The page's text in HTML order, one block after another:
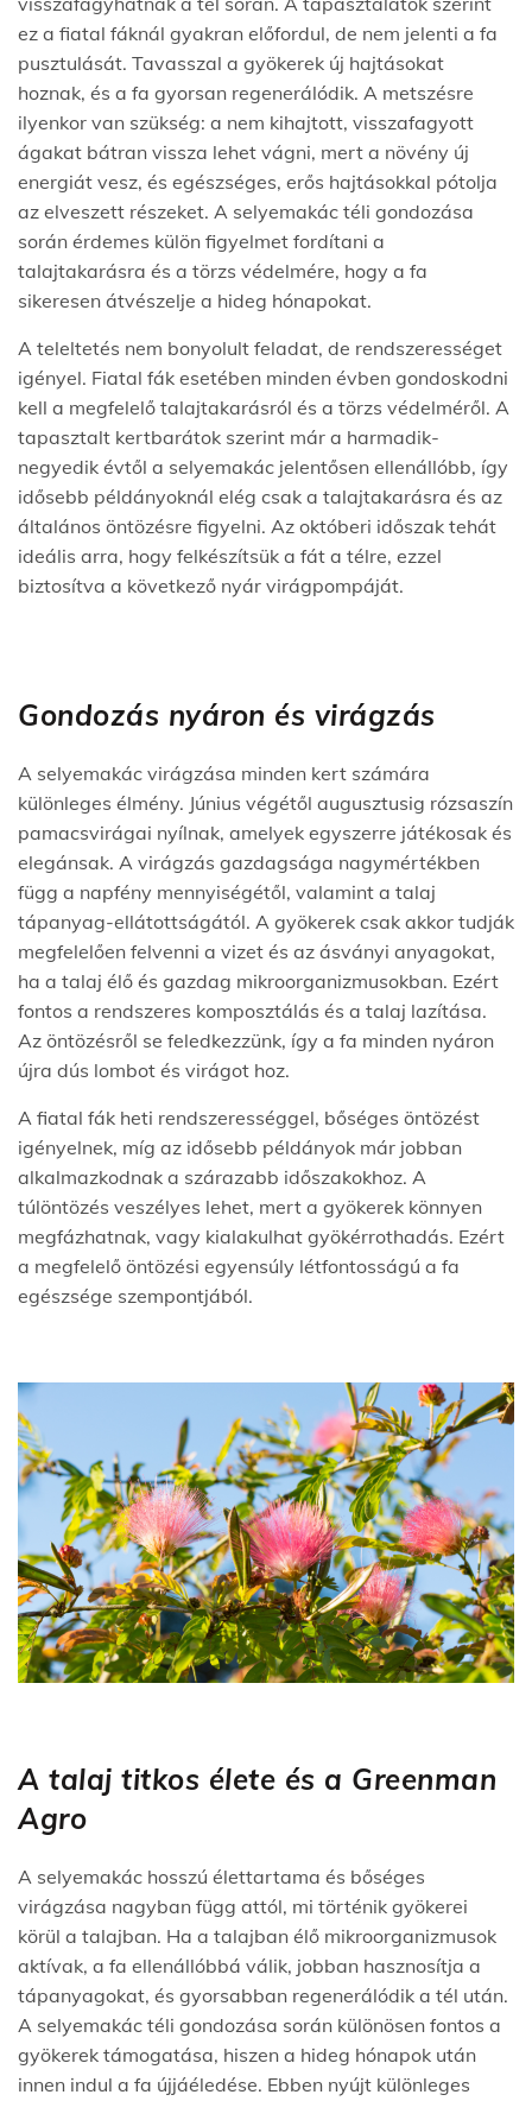
ez a fiatal fáknál gyakran előfordul, de nem jelenti a fa
pusztulását. Tavasszal a gyökerek új hajtásokat
hoznak, és a fa gyorsan regenerálódik. A metszésre
ilyenkor van szükség: a nem kihajtott, visszafagyott
ágakat bátran vissza lehet vágni, mert a növény új
energiát vesz, és egészséges, erős hajtásokkal pótolja
az elveszett részeket. A selyemakác téli gondozása
során érdemes külön figyelmet fordítani a
talajtakarásra és a törzs védelmére, hogy a fa
sikeresen átvészelje a hideg hónapokat.
A teleltetés nem bonyolult feladat, de rendszerességet
igényel. Fiatal fák esetében minden évben gondoskodni
kell a megfelelő talajtakarásról és a törzs védelméről. A
tapasztalt kertbarátok szerint már a harmadik-
negyedik évtől a selyemakác jelentősen ellenállóbb, így
idősebb példányoknál elég csak a talajtakarásra és az
általános öntözésre figyelni. Az októberi időszak tehát
ideális arra, hogy felkészítsük a fát a télre, ezzel
biztosítva a következő nyár virágpompáját.
Gondozás nyáron és virágzás
A selyemakác virágzása minden kert számára
különleges élmény. Június végétől augusztusig rózsaszín
pamacsvirágai nyílnak, amelyek egyszerre játékosak és
elegánsak. A virágzás gazdagsága nagymértékben
függ a napfény mennyiségétől, valamint a talaj
tápanyag-ellátottságától. A gyökerek csak akkor tudják
megfelelően felvenni a vizet és az ásványi anyagokat,
ha a talaj élő és gazdag mikroorganizmusokban. Ezért
fontos a rendszeres komposztálás és a talaj lazítása.
Az öntözésről se feledkezzünk, így a fa minden nyáron
újra dús lombot és virágot hoz.
A fiatal fák heti rendszerességgel, bőséges öntözést
igényelnek, míg az idősebb példányok már jobban
alkalmazkodnak a szárazabb időszakokhoz. A
túlöntözés veszélyes lehet, mert a gyökerek könnyen
megfázhatnak, vagy kialakulhat gyökérrothadás. Ezért
a megfelelő öntözési egyensúly létfontosságú a fa
egészsége szempontjából.
A talaj titkos élete és a Greenman
Agro
A selyemakác hosszú élettartama és bőséges
virágzása nagyban függ attól, mi történik gyökerei
körül a talajban. Ha a talajban élő mikroorganizmusok
aktívak, a fa ellenállóbbá válik, jobban hasznosítja a
tápanyagokat, és gyorsabban regenerálódik a tél után.
A selyemakác téli gondozása során különösen fontos a
gyökerek támogatása, hiszen a hideg hónapok után
innen indul a fa újjáéledése. Ebben nyújt különleges